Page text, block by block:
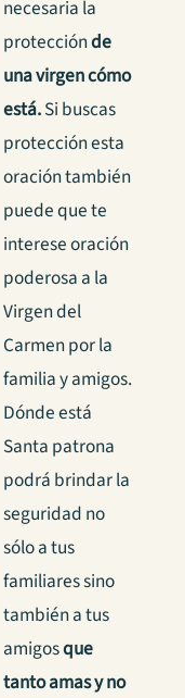
necesaria la
protecciónde
una virgen cómo
está.Si buscas
protección esta
oración también
puede que te
intereseoración
poderosa a la
Virgen del
Carmen por la
familia y amigos.
Dónde está
Santa patrona
podrá brindar la
seguridad no
sólo a tus
familiares sino
también a tus
amigosque
tanto amas y no